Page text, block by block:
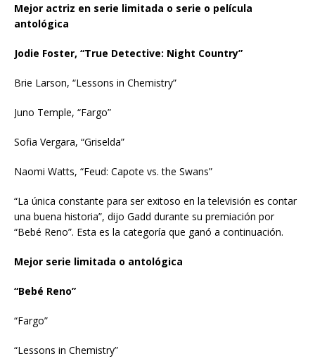
Mejor actriz en serie limitada o serie o película
antológica
Jodie Foster, “True Detective: Night Country”
Brie Larson, “Lessons in Chemistry”
Juno Temple, “Fargo”
Sofia Vergara, “Griselda”
Naomi Watts, “Feud: Capote vs. the Swans”
“La única constante para ser exitoso en la televisión es contar
una buena historia”, dijo Gadd durante su premiación por
“Bebé Reno”. Esta es la categoría que ganó a continuación.
Mejor serie limitada o antológica
“Bebé Reno”
“Fargo”
“Lessons in Chemistry”